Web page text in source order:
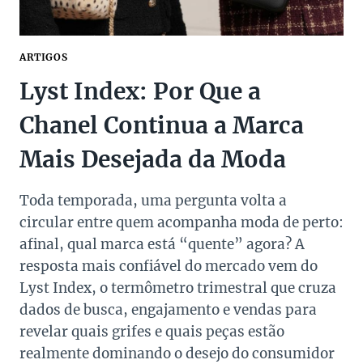
ARTIGOS
Lyst Index: Por Que a
Chanel Continua a Marca
Mais Desejada da Moda
Toda temporada, uma pergunta volta a
circular entre quem acompanha moda de perto:
afinal, qual marca está “quente” agora? A
resposta mais confiável do mercado vem do
Lyst Index, o termômetro trimestral que cruza
dados de busca, engajamento e vendas para
revelar quais grifes e quais peças estão
realmente dominando o desejo do consumidor